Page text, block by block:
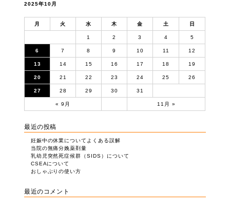
ン
2025年10月
月 火 水 木 金 土 日
« 9月 11月 »
1 2 3 4 5
6 7 8 9 10 11 12
13 14 15 16 17 18 19
20 21 22 23 24 25 26
27 28 29 30 31
最近の投稿
妊娠中の休業についてよくある誤解
当院の無痛分娩薬剤量
乳幼児突然死症候群（SIDS）について
CSEAについて
おしゃぶりの使い方
最近のコメント